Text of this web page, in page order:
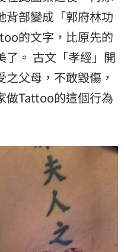
背部變成「郭府林功
的文字，比原先的
了。 古文「孝經」開
父母，不敢毀傷，
做Tattoo的這個行為